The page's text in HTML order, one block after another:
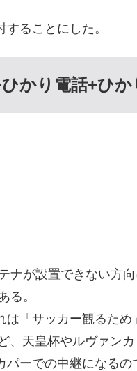
ることにした。
かり電話+ひか
ナが設置できない方
る。
「サッカー観るため
、天皇杯やルヴァン
パーでの中継になる